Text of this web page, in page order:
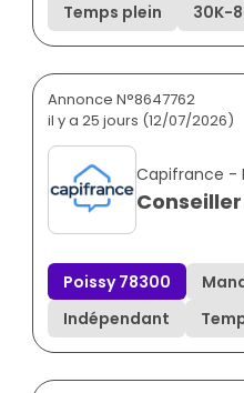
Temps plein
30K-
Annonce N°8647762
il y a 25 jours (12/07/2026)
Capifrance -
Poissy 78300
Indépendant